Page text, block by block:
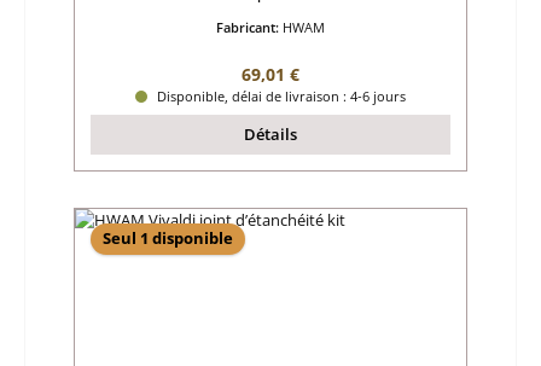
Fabricant: HWAM
Prix régulier :
69,01 €
Disponible, délai de livraison : 4-6 jours
Détails
Seul 1 disponible